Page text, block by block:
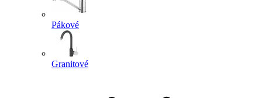
Pákové
Granitové